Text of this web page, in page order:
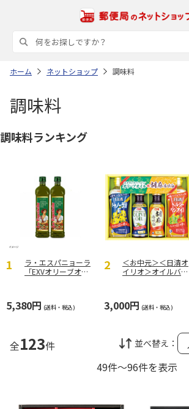
ホーム ネットショップ 調味料
調味料
調味料ランキング
ラ・エスパニョーラ
「EXVオリーブオイ
5,380円 (送料・税込)
＜お中元＞＜日清オ
イリオ＞オイルバラ
3,000円 (送料・税込)
全123件 並べ替え：
49件～96件を表示